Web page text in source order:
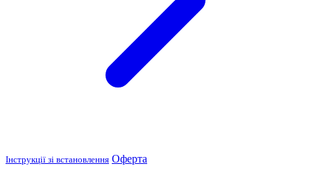
Інструкції зі встановлення Оферта